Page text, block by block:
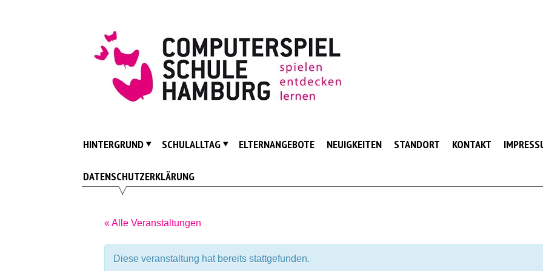
Hamburg
HINTERGRUND SCHULALLTAG ELTERNANGEBOTE NEUIGKEITEN STANDORT KONTAKT
DATENSCHUTZERKLÄRUNG
« Alle Veranstaltungen
Diese veranstaltung hat bereits stattgefunden.